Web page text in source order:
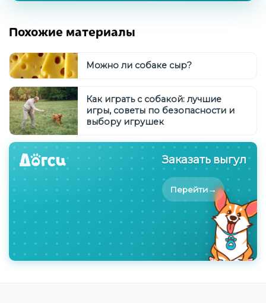
Похожие материалы
Можно ли собаке сыр?
Как играть с собакой: лучшие
игры, советы по безопасности и
выбору игрушек
Заказать выгул
Перейти→